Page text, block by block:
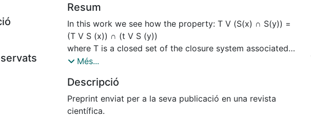
Resum
In this work we see how the property: T V (S(x) ∩ S(y)) =
(T V S (x)) ∩ (t V S (y))
where T is a closed set of the closure system associated
to the closure to the operator S, is related to the
claracterization of the irreducible closed sets.
Més...
Descripció
Preprint enviat per a la seva publicació en una revista
científica.